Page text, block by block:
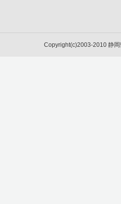
Copyright(c)2003-2010 静